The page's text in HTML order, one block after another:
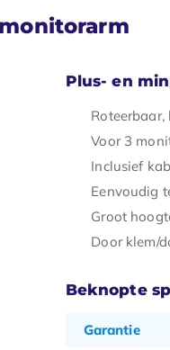
Plus- en
Voor 3
Inclusief
Eenvoudig
Groot
Door klem/
Beknopte
Garantie